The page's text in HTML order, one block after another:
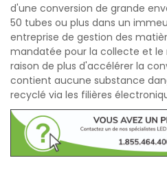
d'une conversion de grande
50 tubes ou plus dans un
entreprise de gestion des
mandatée pour la collecte et le
raison de plus d'accélérer la
contient aucune substance
recyclé via les filières